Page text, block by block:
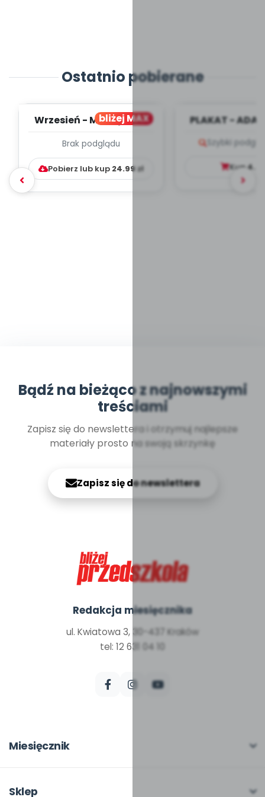
Ostatnio pobierane
bliżej MAX
Wrzesień - MIESIĘCZNY
WYCHOWAWCZO –
DYDAKTYC...
Brak podglądu
Pobierz lub kup 24.99 zł
PLAKAT -
Szybki
Kup
Bądź na bieżąco z najnowszymi
treściami
Zapisz się do newslettera i otrzymuj najlepsze
materiały prosto na swoją skrzynkę
Zapisz się do newslettera
Redakcja miesięcznika
ul. Kwiatowa 3, 30-437 Kraków
tel: 12 631 04 10
Miesięcznik
W numerze
Sklep